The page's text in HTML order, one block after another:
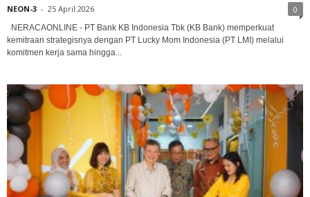
NEON-3 - 25 April 2026 0
NERACAONLINE - PT Bank KB Indonesia Tbk (KB Bank) memperkuat
kemitraan strategisnya dengan PT Lucky Mom Indonesia (PT LMI) melalui
komitmen kerja sama hingga...